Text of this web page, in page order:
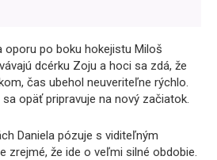
oporu po boku hokejistu Miloš
dcérku Zoju a hoci sa zdá, že
čas ubehol neuveriteľne rýchlo.
opäť pripravuje na nový začiatok.
Daniela pózuje s viditeľným
zrejmé, že ide o veľmi silné obdobie.